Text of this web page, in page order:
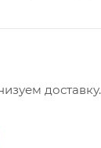
доставку.